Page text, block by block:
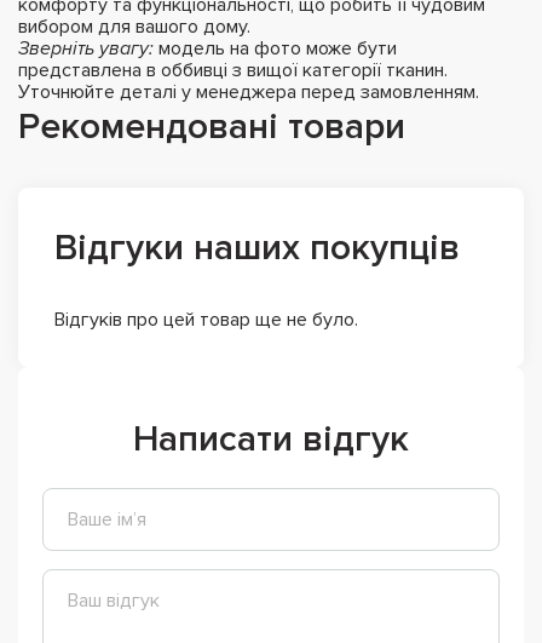
вибором для вашого дому.
Зверніть увагу: модель на фото може бути
представлена в оббивці з вищої категорії тканин.
Уточнюйте деталі у менеджера перед замовленням.
Рекомендовані товари
Відгуки наших покупців
Відгуків про цей товар ще не було.
Написати відгук